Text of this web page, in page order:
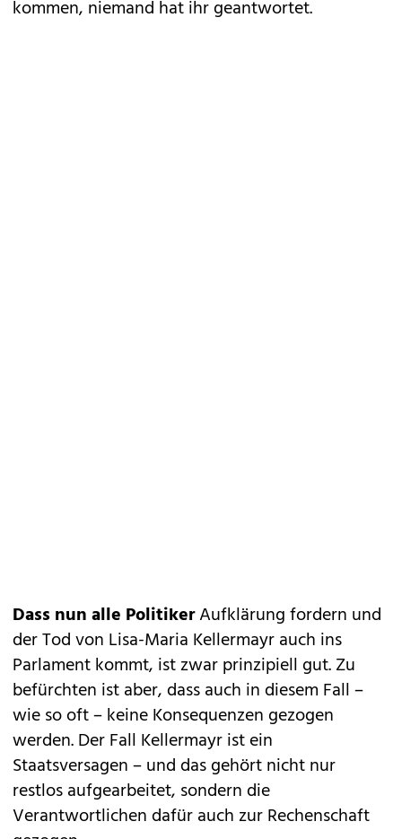
kommen, niemand hat ihr geantwortet.
Dass nun alle PolitikerAufklärung fordern und
der Tod von Lisa-Maria Kellermayr auch ins
Parlament kommt, ist zwar prinzipiell gut. Zu
befürchten ist aber, dass auch in diesem Fall –
wie so oft – keine Konsequenzen gezogen
werden. Der Fall Kellermayr ist ein
Staatsversagen – und das gehört nicht nur
restlos aufgearbeitet, sondern die
Verantwortlichen dafür auch zur Rechenschaft